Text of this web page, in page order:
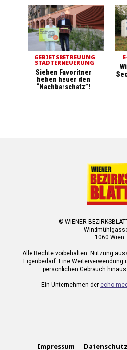
GEBIETSBETREUUNG
STADTERNEUERUNG
Sieben Favoritner
heben heuer den
“Nachbarschatz”!
© WIENER
1060 Wien.
Alle Rechte vorbehalten. Nutzung
Eigenbedarf. Eine Weiterverwendung
persönlichen Gebrauch
Ein Unternehmen der echo
Impressum